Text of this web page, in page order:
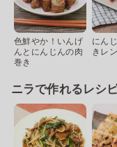
色鮮やか！いんげ
んとにんじんの肉
巻き
にん
きレ
ニラで作れるレシ